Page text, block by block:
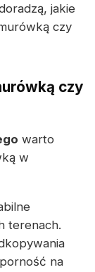
jakie
czy
czy
warto
w
terenach.
na